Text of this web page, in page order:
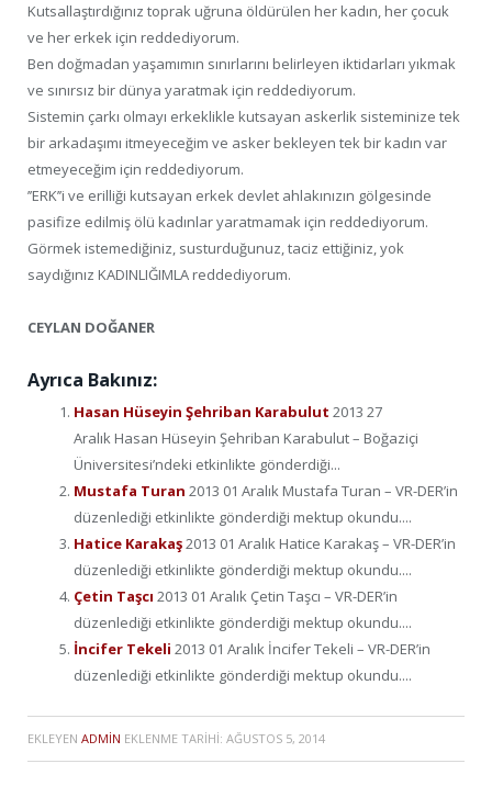
Kutsallaştırdığınız toprak uğruna öldürülen her kadın, her çocuk
ve her erkek için reddediyorum.
Ben doğmadan yaşamımın sınırlarını belirleyen iktidarları yıkmak
ve sınırsız bir dünya yaratmak için reddediyorum.
Sistemin çarkı olmayı erkeklikle kutsayan askerlik sisteminize tek
bir arkadaşımı itmeyeceğim ve asker bekleyen tek bir kadın var
etmeyeceğim için reddediyorum.
’’ERK’’i ve erilliği kutsayan erkek devlet ahlakınızın gölgesinde
pasifize edilmiş ölü kadınlar yaratmamak için reddediyorum.
Görmek istemediğiniz, susturduğunuz, taciz ettiğiniz, yok
saydığınız KADINLIĞIMLA reddediyorum.
CEYLAN DOĞANER
Ayrıca Bakınız:
Hasan Hüseyin Şehriban Karabulut 2013 27
Aralık Hasan Hüseyin Şehriban Karabulut – Boğaziçi
Üniversitesi’ndeki etkinlikte gönderdiği...
Mustafa Turan 2013 01 Aralık Mustafa Turan – VR-DER’in
düzenlediği etkinlikte gönderdiği mektup okundu....
Hatice Karakaş2013 01 Aralık Hatice Karakaş – VR-DER’in
düzenlediği etkinlikte gönderdiği mektup okundu....
Çetin Taşcı 2013 01 Aralık Çetin Taşcı – VR-DER’in
düzenlediği etkinlikte gönderdiği mektup okundu....
İncifer Tekeli 2013 01 Aralık İncifer Tekeli – VR-DER’in
düzenlediği etkinlikte gönderdiği mektup okundu....
EKLEYEN ADMIN EKLENME TARIHI: AĞUSTOS 5, 2014